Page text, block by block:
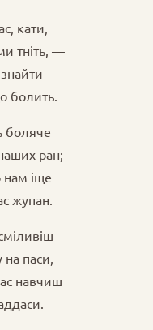
кати,
тніть, —
болить.
боляче
ран;
іще
жупан.
паси,
навчиш